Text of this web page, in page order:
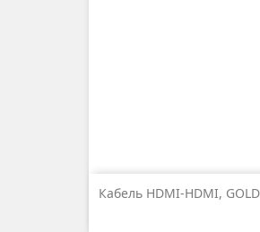
Кабель HDMI-HDMI,